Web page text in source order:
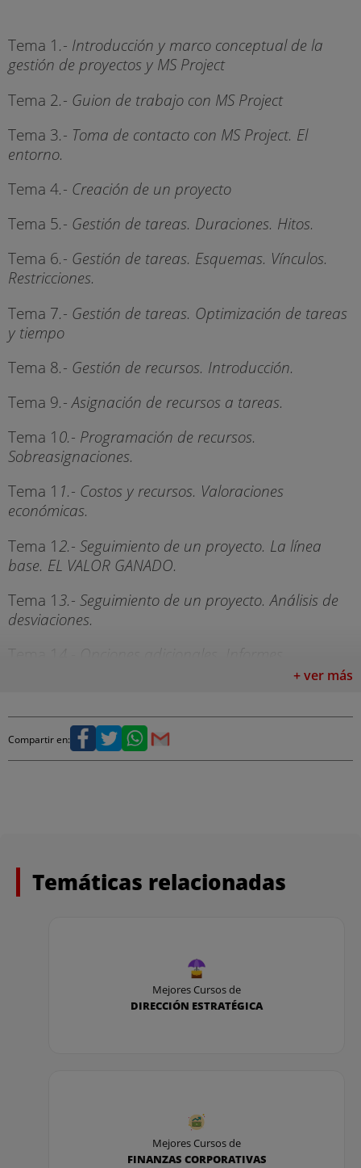
Tema 1.- Introducción y marco conceptual de la
gestión de proyectos y MS Project
Tema 2.- Guion de trabajo con MS Project
Tema 3.- Toma de contacto con MS Project. El
entorno.
Tema 4.- Creación de un proyecto
Tema 5.- Gestión de tareas. Duraciones. Hitos.
Tema 6.- Gestión de tareas. Esquemas. Vínculos.
Restricciones.
Tema 7.- Gestión de tareas. Optimización de tareas
y tiempo
Tema 8.- Gestión de recursos. Introducción.
Tema 9.- Asignación de recursos a tareas.
Tema 10.- Programación de recursos.
Sobreasignaciones.
Tema 1 1.- Costos y recursos. Valoraciones
económicas.
Tema 12.- Seguimiento de un proyecto. La línea
base. EL VALOR GANADO.
Tema 13.- Seguimiento de un proyecto. Análisis de
desviaciones.
Tema 1
4.- Opciones adicionales. Informes.
PROFESSIONAL
El profesorado del Curso Microsoft Project
+ ver más
Compartir en:
Temáticas relacionadas
Mejores Cursos de
DIRECCIÓN ESTRATÉGICA
Mejores Cursos de
FINANZAS CORPORATIVAS